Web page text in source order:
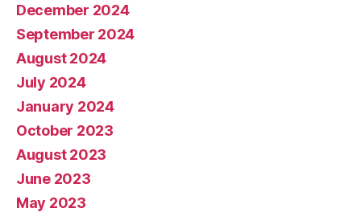
December 2024
September 2024
August 2024
July 2024
January 2024
October 2023
August 2023
June 2023
May 2023